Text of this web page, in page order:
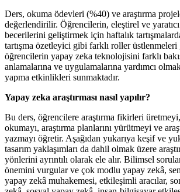
Ders, okuma ödevleri (%40) ve araştırma
değerlendirilir. Öğrencilerin, eleştirel ve
becerilerini geliştirmek için haftalık
tartışma özetleyici gibi farklı roller
öğrencilerin yapay zeka teknolojisini farklı
anlamalarına ve uygulamalarına yardımcı
yapma etkinlikleri sunmaktadır.
Yapay zeka araştırması nasıl yapılır?
Bu ders, öğrencilere araştırma fikirleri
okumayı, araştırma planlarını yürütmeyi ve
yazmayı öğretir. Aşağıdan yukarıya keşif ve
tasarım yaklaşımları da dahil olmak üzere
yönlerini ayrıntılı olarak ele alır. Bilimsel
önemini vurgular ve çok modlu yapay zekâ,
yapay zekâ muhakemesi, etkileşimli aracılar,